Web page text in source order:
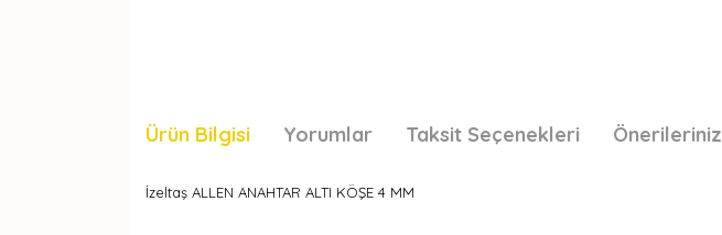
Ürün Bilgisi Yorumlar Taksit Seçenekleri Önerileriniz
İzeltaş ALLEN ANAHTAR ALTI KÖŞE 4 MM